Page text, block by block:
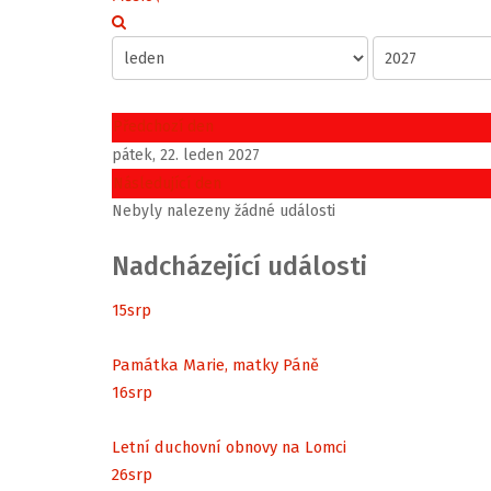
Předchozí den
pátek, 22. leden 2027
Následující den
Nebyly nalezeny žádné události
Nadcházející události
15srp
Památka Marie, matky Páně
16srp
Letní duchovní obnovy na Lomci
26srp